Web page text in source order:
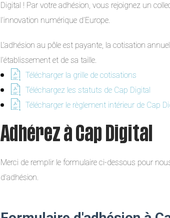
Digital ! Par votre adhésion, vous rejoignez un
l’innovation numérique d’Europe.
L’adhésion au pôle est payante, la cotisation
l’établissement et de sa taille.
Télécharger la grille de cotisations
Téléchargez les statuts de Cap Digital
Télécharger le règlement intérieur de Cap
Adhérez à Cap Digital
Merci de remplir le formulaire ci-dessous pour
d’adhésion.